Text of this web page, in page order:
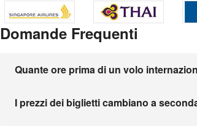
Domande Frequenti
Quante ore prima di un volo
I prezzi dei biglietti cambiano a